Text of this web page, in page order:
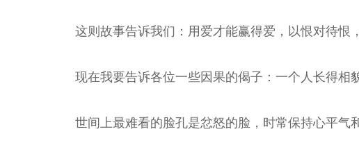
这则故事告诉我们：用爱才能赢得爱，以恨对待恨
现在我要告诉各位一些因果的偈子：一个人长得相
世间上最难看的脸孔是忿怒的脸，时常保持心平气